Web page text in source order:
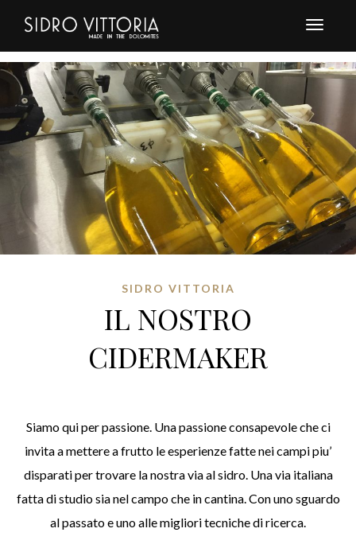
Toggle
SIDRO VITTORIA
IL NOSTRO
CIDERMAKER
Siamo qui per passione. Una passione consapevole che ci
invita a mettere a frutto le esperienze fatte nei campi piu’
disparati per trovare la nostra via al sidro. Una via italiana
fatta di studio sia nel campo che in cantina. Con uno sguardo
al passato e uno alle migliori tecniche di ricerca.